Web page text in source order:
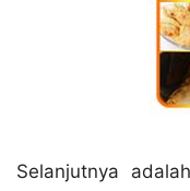
Selanjutnya